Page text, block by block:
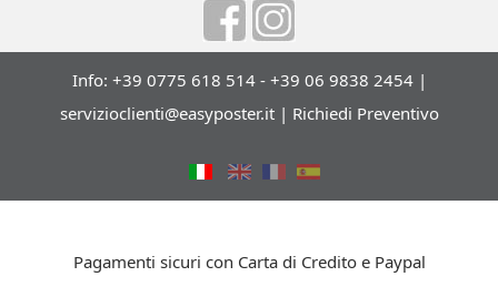
Info: +39 0775 618 514 - +39 06 9838 2454 |
servizioclienti@easyposter.it| Richiedi Preventivo
Pagamenti sicuri con Carta di Credito e Paypal